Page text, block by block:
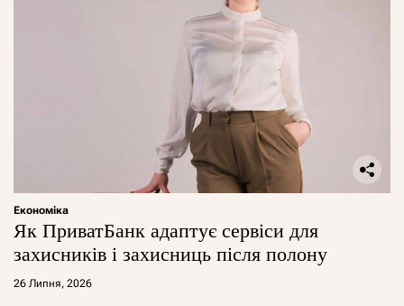
Економіка
Як ПриватБанк адаптує сервіси для
захисників і захисниць після полону
26 Липня, 2026